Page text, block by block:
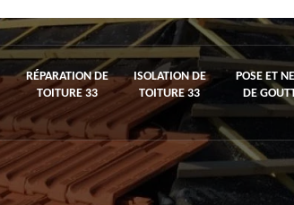
RÉPARATION DE
TOITURE 33
ISOLATION DE
TOITURE 33
POSE ET
DE